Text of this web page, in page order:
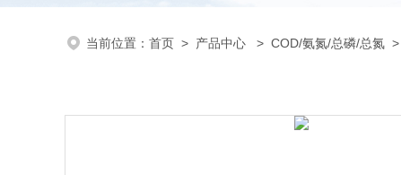
当前位置： 首页 > 产品中心 > COD/氨氮/总磷/总氮 >